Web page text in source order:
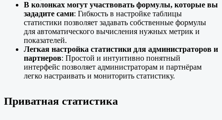
В колонках могут участвовать формулы, которые вы
зададите сами: Гибкость в настройке таблицы
статистики позволяет задавать собственные формулы
для автоматического вычисления нужных метрик и
показателей.
Легкая настройка статистики для администраторов и
партнеров: Простой и интуитивно понятный
интерфейс позволяет администраторам и партнёрам
легко настраивать и мониторить статистику.
Приватная статистика